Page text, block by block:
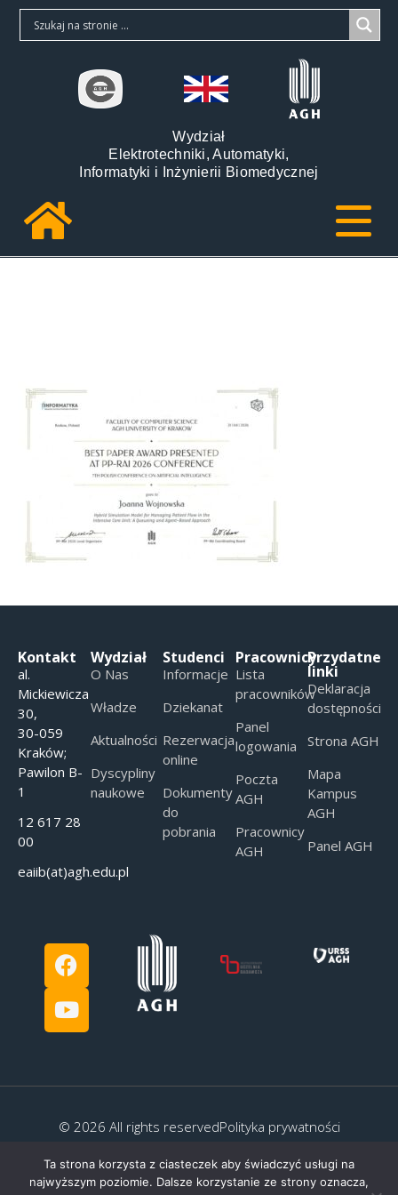
Wydział
Elektrotechniki, Automatyki,
Informatyki i Inżynierii Biomedycznej
Kontakt
al.
Mickiewicza
30,
30-059
Kraków;
Pawilon B-
1
12 617 28
00
eaiib(at)agh.edu.pl
Wydział
O Nas
Władze
Aktualności
Dyscypliny
naukowe
Studenci
Informacje
Dziekanat
Rezerwacja
online
Dokumenty
do
pobrania
Pracownicy
Lista
pracowników
Panel
logowania
Poczta
AGH
Pracownicy
AGH
Przydatne
linki
Deklaracja
dostępności
Strona AGH
Mapa
Kampus
AGH
Panel AGH
© 2026 All rights reservedPolityka prywatności
Ta strona korzysta z ciasteczek aby świadczyć usługi na
najwyższym poziomie. Dalsze korzystanie ze strony oznacza,